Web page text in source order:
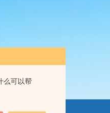
么可以帮